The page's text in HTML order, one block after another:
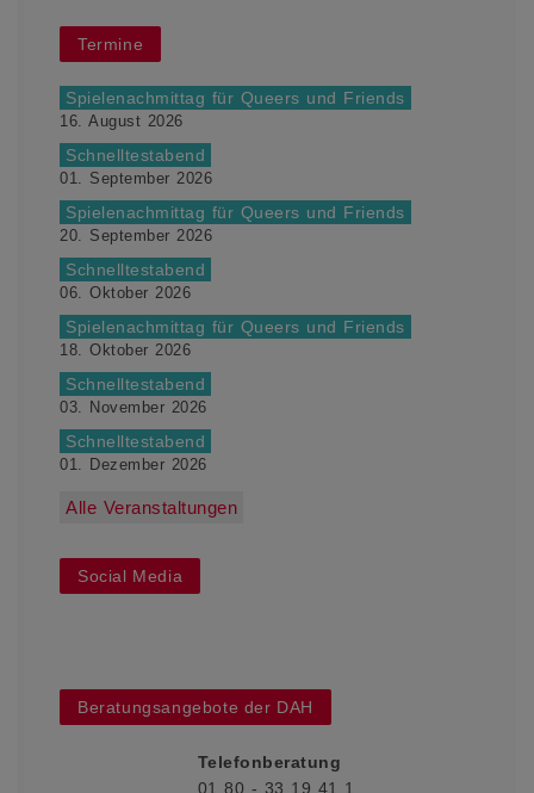
Termine
Spielenachmittag für Queers und Friends
16. August 2026
Schnelltestabend
01. September 2026
Spielenachmittag für Queers und Friends
20. September 2026
Schnelltestabend
06. Oktober 2026
Spielenachmittag für Queers und Friends
18. Oktober 2026
Schnelltestabend
03. November 2026
Schnelltestabend
01. Dezember 2026
Alle Veranstaltungen
Social Media
Beratungsangebote der DAH
Telefonberatung
01 80 - 33 19 41 1